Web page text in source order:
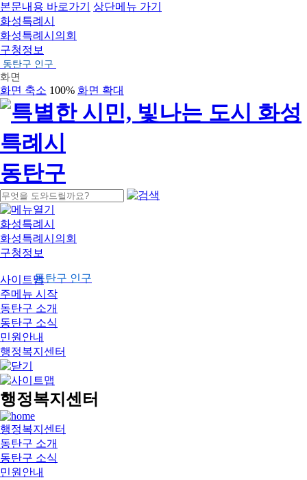
본문내용 바로가기
상단메뉴 가기
화성특례시
화성특례시의회
구청정보
동탄구 인구
화면
화면 축소 100% 화면 확대
동탄구
화성특례시
화성특례시의회
구청정보
동탄구 인구
사이트맵
주메뉴 시작
동탄구 소개
동탄구 소식
민원안내
행정복지센터
행정복지센터
행정복지센터
동탄구 소개
동탄구 소식
민원안내